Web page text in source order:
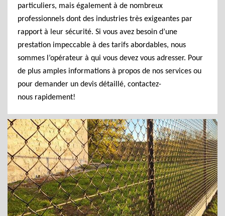
particuliers, mais également à de nombreux
professionnels dont des industries très exigeantes par
rapport à leur sécurité. Si vous avez besoin d’une
prestation impeccable à des tarifs abordables, nous
sommes l’opérateur à qui vous devez vous adresser. Pour
de plus amples informations à propos de nos services ou
pour demander un devis détaillé, contactez-
nous rapidement!